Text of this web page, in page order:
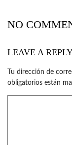
NO
LEAVE A
Tu dirección de
obligatorios están